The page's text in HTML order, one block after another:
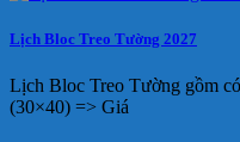
Lịch Bloc Treo Tường 2027
Lịch Bloc Treo Tường gồm
(30×40) => Giá